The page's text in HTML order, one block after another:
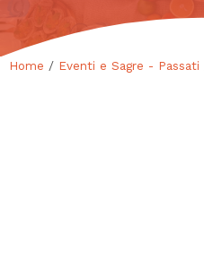
Home / Eventi e Sagre - Passati